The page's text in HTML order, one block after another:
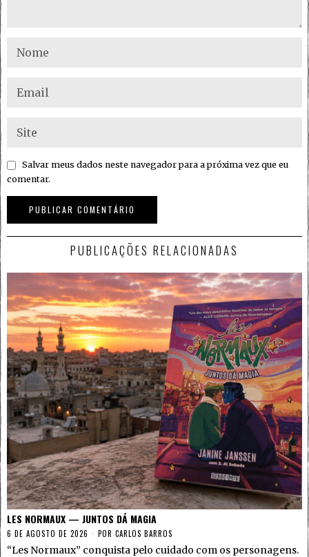
Salvar meus dados neste navegador para a próxima vez que eu
comentar.
PUBLICAÇÕES RELACIONADAS
LES NORMAUX — JUNTOS DÁ MAGIA
6 DE AGOSTO DE 2026 POR CARLOS BARROS
“Les Normaux” conquista pelo cuidado com os personagens.